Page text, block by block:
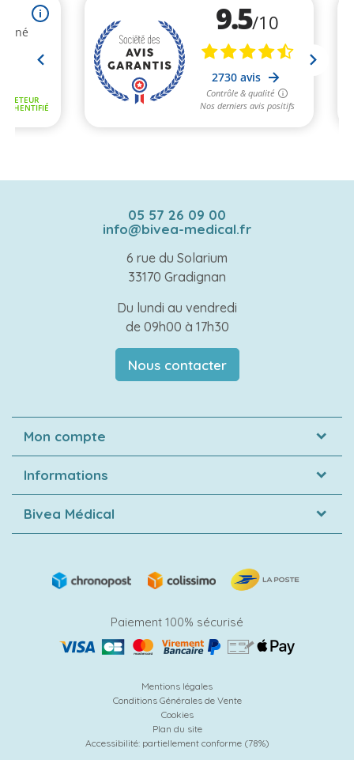
05 57 26 09 00
info@bivea-medical.fr
6 rue du Solarium
33170 Gradignan
Du lundi au vendredi
de 09h00 à 17h30
Nous contacter
Mon compte
Informations
Bivea Médical
Paiement 100% sécurisé
Mentions légales
Conditions Générales de Vente
Cookies
Plan du site
Accessibilité: partiellement conforme (78%)